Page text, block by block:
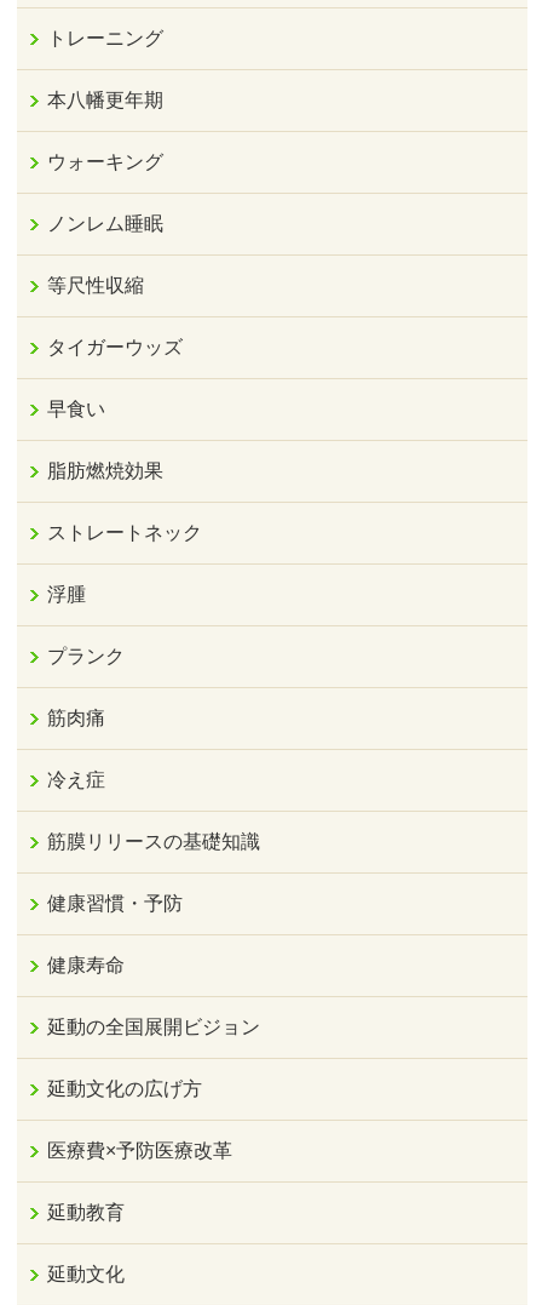
トレーニング
本八幡更年期
ウォーキング
ノンレム睡眠
等尺性収縮
タイガーウッズ
早食い
脂肪燃焼効果
ストレートネック
浮腫
プランク
筋肉痛
冷え症
筋膜リリースの基礎知識
健康習慣・予防
健康寿命
延動の全国展開ビジョン
延動文化の広げ方
医療費×予防医療改革
延動教育
延動文化